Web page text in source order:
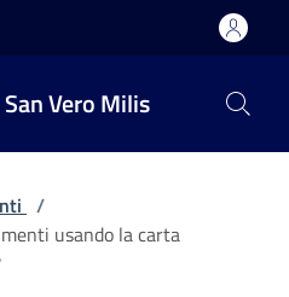
Vero Milis
/
usando la carta